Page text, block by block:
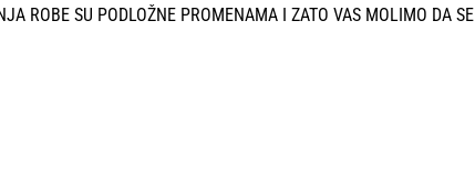
ROBE SU PODLOŽNE PROMENAMA I ZATO VAS MOLIMO DA